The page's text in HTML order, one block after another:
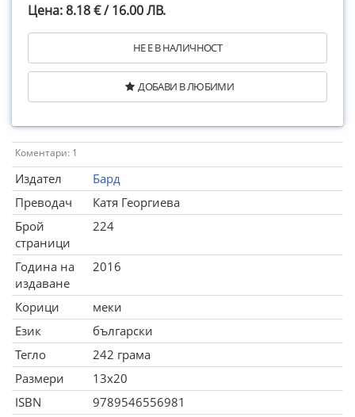
Цена: 8.18 € / 16.00 ЛВ.
НЕ Е В НАЛИЧНОСТ
ДОБАВИ В ЛЮБИМИ
Коментари: 1
Издател
Бард
Преводач
Катя Георгиева
Брой
страници
224
Година на
издаване
2016
Корици
меки
Език
български
Тегло
242 грама
Размери
13x20
ISBN
9789546556981